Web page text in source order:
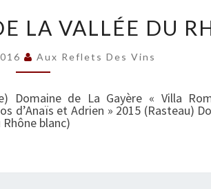
O
V
A
U
X
LA VALLÉE DU
Aux Reflets Des Vins
Domaine de La Gayère « Villa
d’Anaïs et Adrien » 2015 (Rasteau)
blanc)